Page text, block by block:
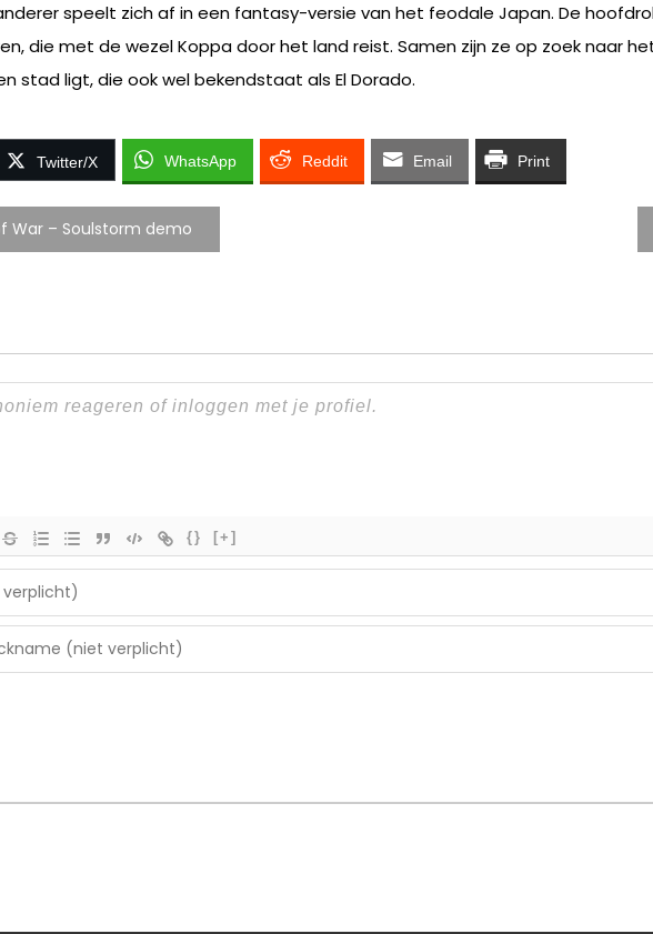
speelt zich af in een fantasy-versie van het feodale Japan. De
die met de wezel Koppa door het land reist. Samen zijn ze op zoek naar
stad ligt, die ook wel bekendstaat als El Dorado.
Twitter/X WhatsApp Reddit Email Print
War – Soulstorm demo
{} [+]